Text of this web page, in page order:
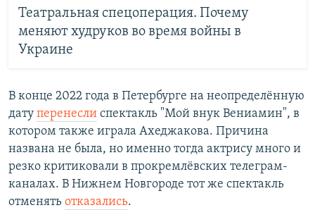
Театральная спецоперация. Почему
меняют худруков во время войны в
Украине
В конце 2022 года в Петербурге на неопределённую
дату перенесли спектакль "Мой внук Вениамин", в
котором также играла Ахеджакова. Причина
названа не была, но именно тогда актрису много и
резко критиковали в прокремлёвских телеграм-
каналах. В Нижнем Новгороде тот же спектакль
отменять отказались.